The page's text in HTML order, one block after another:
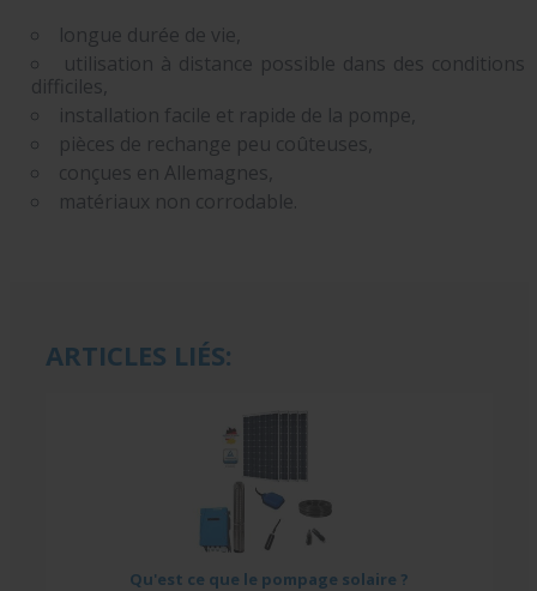
longue durée de vie,
utilisation à distance possible dans des conditions
difficiles,
installation facile et rapide de la pompe,
pièces de rechange peu coûteuses,
conçues en Allemagnes,
matériaux non corrodable.
ARTICLES LIÉS:
Qu'est ce que le pompage solaire ?